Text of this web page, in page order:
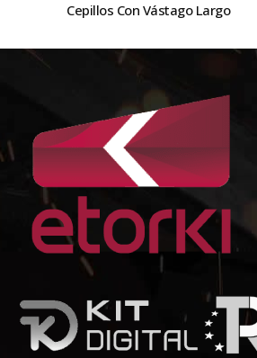
Cepillos Con Vástago Largo